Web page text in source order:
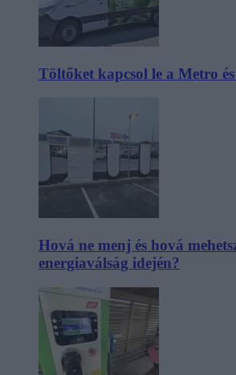
Töltőket kapcsol le a Metro és
Hová ne menj és hová
energiaválság idején?